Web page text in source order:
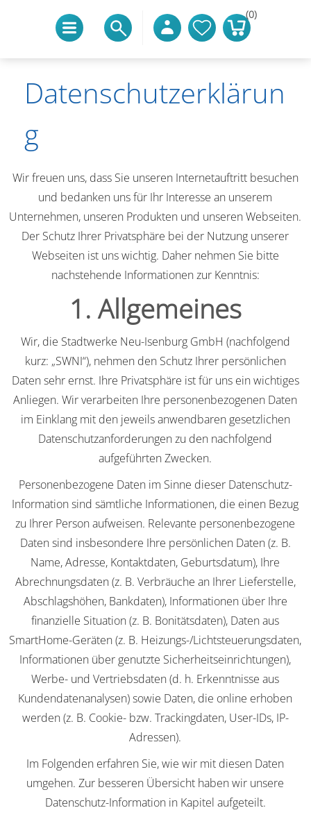
(0)
Datenschutzerklärun
G
Wir freuen uns, dass Sie unseren Internetauftritt besuchen
und bedanken uns für Ihr Interesse an unserem
Unternehmen, unseren Produkten und unseren Webseiten.
Der Schutz Ihrer Privatsphäre bei der Nutzung unserer
Webseiten ist uns wichtig. Daher nehmen Sie bitte
nachstehende Informationen zur Kenntnis:
1. Allgemeines
Wir, die Stadtwerke Neu-Isenburg GmbH (nachfolgend
kurz: „SWNI“), nehmen den Schutz Ihrer persönlichen
Daten sehr ernst. Ihre Privatsphäre ist für uns ein wichtiges
Anliegen. Wir verarbeiten Ihre personenbezogenen Daten
im Einklang mit den jeweils anwendbaren gesetzlichen
Datenschutzanforderungen zu den nachfolgend
aufgeführten Zwecken.
Personenbezogene Daten im Sinne dieser Datenschutz-
Information sind sämtliche Informationen, die einen Bezug
zu Ihrer Person aufweisen. Relevante personenbezogene
Daten sind insbesondere Ihre persönlichen Daten (z. B.
Name, Adresse, Kontaktdaten, Geburtsdatum), Ihre
Abrechnungsdaten (z. B. Verbräuche an Ihrer Lieferstelle,
Abschlagshöhen, Bankdaten), Informationen über Ihre
finanzielle Situation (z. B. Bonitätsdaten), Daten aus
SmartHome-Geräten (z. B. Heizungs-/Lichtsteuerungsdaten,
Informationen über genutzte Sicherheitseinrichtungen),
Werbe- und Vertriebsdaten (d. h. Erkenntnisse aus
Kundendatenanalysen) sowie Daten, die online erhoben
werden (z. B. Cookie- bzw. Trackingdaten, User-IDs, IP-
Adressen).
Im Folgenden erfahren Sie, wie wir mit diesen Daten
umgehen. Zur besseren Übersicht haben wir unsere
Datenschutz-Information in Kapitel aufgeteilt.